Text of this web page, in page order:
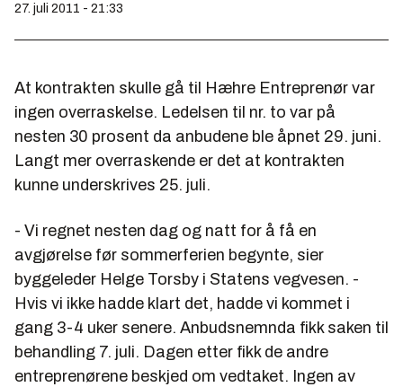
27. juli 2011 - 21:33
At kontrakten skulle gå til Hæhre Entreprenør var
ingen overraskelse. Ledelsen til nr. to var på
nesten 30 prosent da anbudene ble åpnet 29. juni.
Langt mer overraskende er det at kontrakten
kunne underskrives 25. juli.
- Vi regnet nesten dag og natt for å få en
avgjørelse før sommerferien begynte, sier
byggeleder Helge Torsby i Statens vegvesen. -
Hvis vi ikke hadde klart det, hadde vi kommet i
gang 3-4 uker senere. Anbudsnemnda fikk saken til
behandling 7. juli. Dagen etter fikk de andre
entreprenørene beskjed om vedtaket. Ingen av